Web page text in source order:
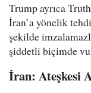
Trump ayrıca
İran’a yönelik
şekilde
şiddetli biçimde
İran: Ateşkesi